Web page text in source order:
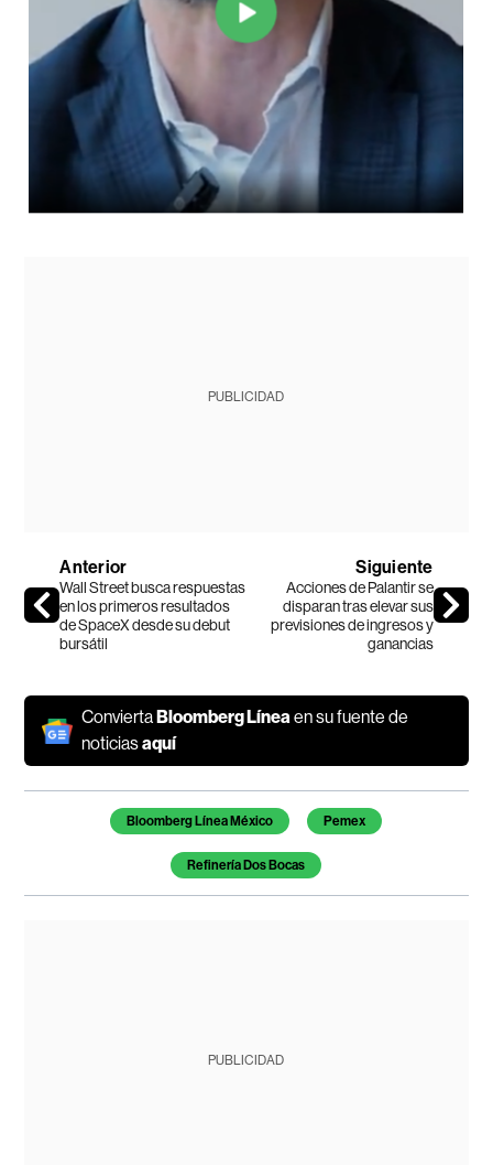
PUBLICIDAD
Anterior
Wall Street busca respuestas
en los primeros resultados
de SpaceX desde su debut
bursátil
Siguiente
Acciones de Palantir se
disparan tras elevar sus
previsiones de ingresos y
ganancias
Convierta Bloomberg Líneaen su fuente de
noticiasaquí
Temas de este artículo
Bloomberg Línea México Pemex
Refinería Dos Bocas
PUBLICIDAD